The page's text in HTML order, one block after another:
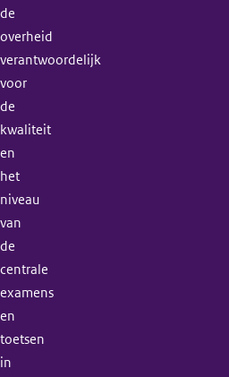
de
overheid
verantwoordelijk
voor
de
kwaliteit
en
het
niveau
van
de
centrale
examens
en
toetsen
in